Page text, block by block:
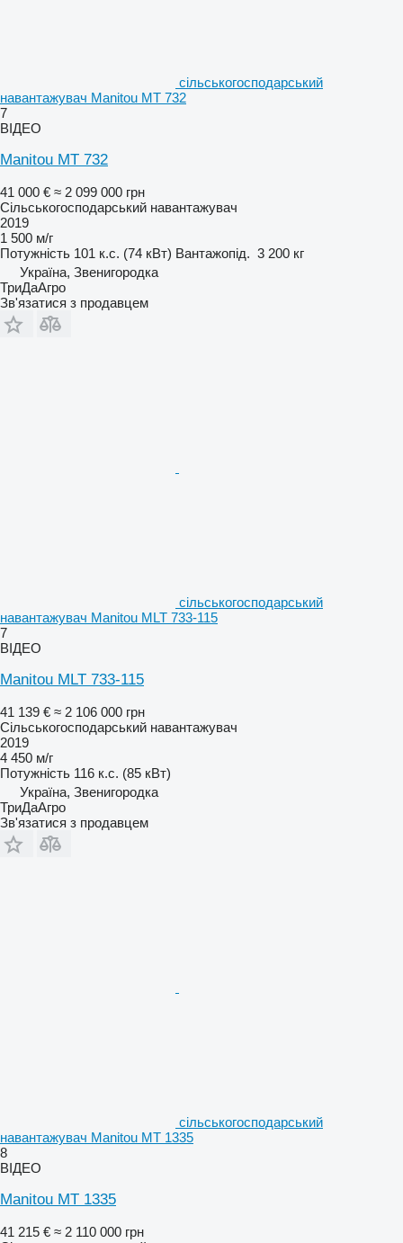
сільськогосподарський
навантажувач Manitou MT 732
7
ВІДЕО
Manitou MT 732
41 000 € ≈ 2 099 000 грн
Сільськогосподарський навантажувач
2019
1 500 м/г
Потужність 101 к.с. (74 кВт) Вантажопід. 3 200 кг
Україна, Звенигородка
ТриДаАгро
Зв'язатися з продавцем
сільськогосподарський
навантажувач Manitou MLT 733-115
7
ВІДЕО
Manitou MLT 733-115
41 139 € ≈ 2 106 000 грн
Сільськогосподарський навантажувач
2019
4 450 м/г
Потужність 116 к.с. (85 кВт)
Україна, Звенигородка
ТриДаАгро
Зв'язатися з продавцем
сільськогосподарський
навантажувач Manitou MT 1335
8
ВІДЕО
Manitou MT 1335
41 215 € ≈ 2 110 000 грн